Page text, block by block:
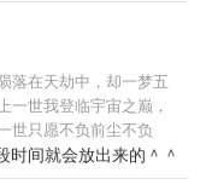
笑道:“她偷偷把我的书
落在天劫中，却一梦五
一世我登临宇宙之巅，
世只愿不负前尘不负
劫期修仙者重生回都
故事。修仙书友群：
时间就会放出来的＾＾